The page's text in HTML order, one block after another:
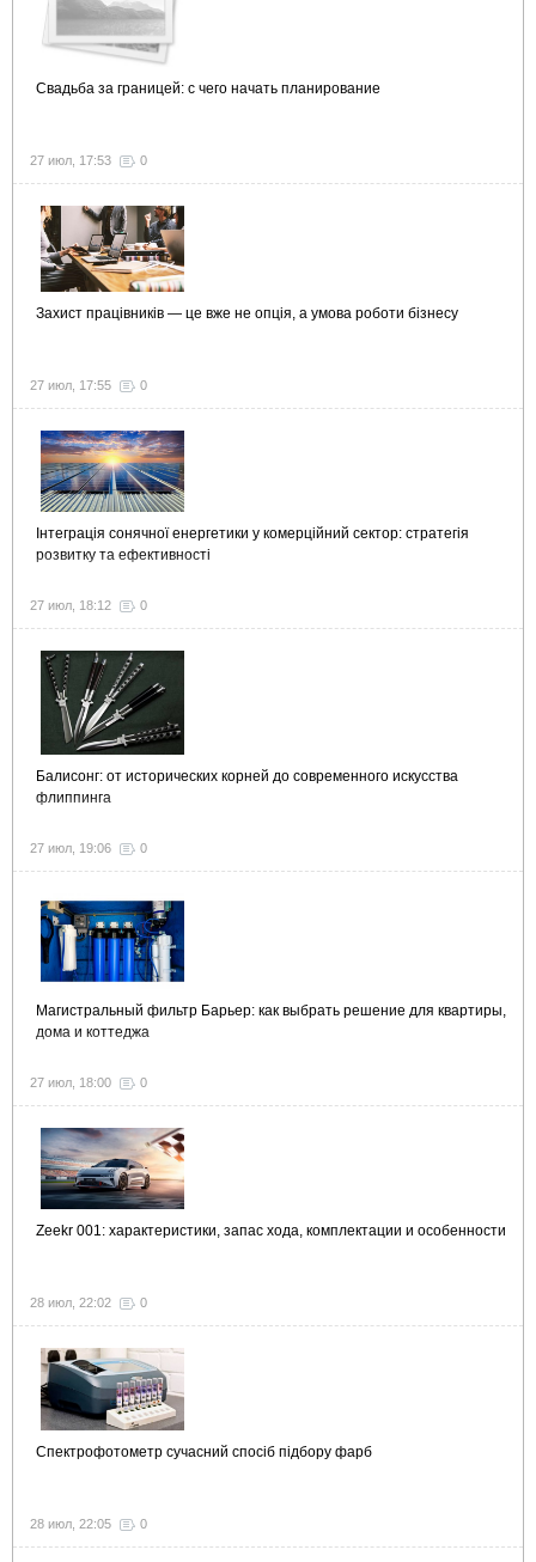
Свадьба за границей: с чего начать планирование
27 июл, 17:53 0
Захист працівників — це вже не опція, а умова роботи бізнесу
27 июл, 17:55 0
Інтеграція сонячної енергетики у комерційний сектор: стратегія
розвитку та ефективності
27 июл, 18:12 0
Балисонг: от исторических корней до современного искусства
флиппинга
27 июл, 19:06 0
Магистральный фильтр Барьер: как выбрать решение для квартиры,
дома и коттеджа
27 июл, 18:00 0
Zeekr 001: характеристики, запас хода, комплектации и особенности
28 июл, 22:02 0
Спектрофотометр сучасний спосіб підбору фарб
28 июл, 22:05 0